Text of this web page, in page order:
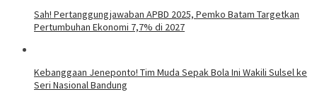
Sah! Pertanggungjawaban APBD 2025, Pemko Batam Targetkan
Pertumbuhan Ekonomi 7,7% di 2027
Kebanggaan Jeneponto! Tim Muda Sepak Bola Ini Wakili Sulsel ke
Seri Nasional Bandung